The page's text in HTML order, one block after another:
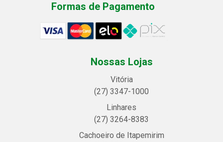
Formas de Pagamento
Nossas Lojas
Vitória
(27) 3347-1000
Linhares
(27) 3264-8383
Cachoeiro de Itapemirim